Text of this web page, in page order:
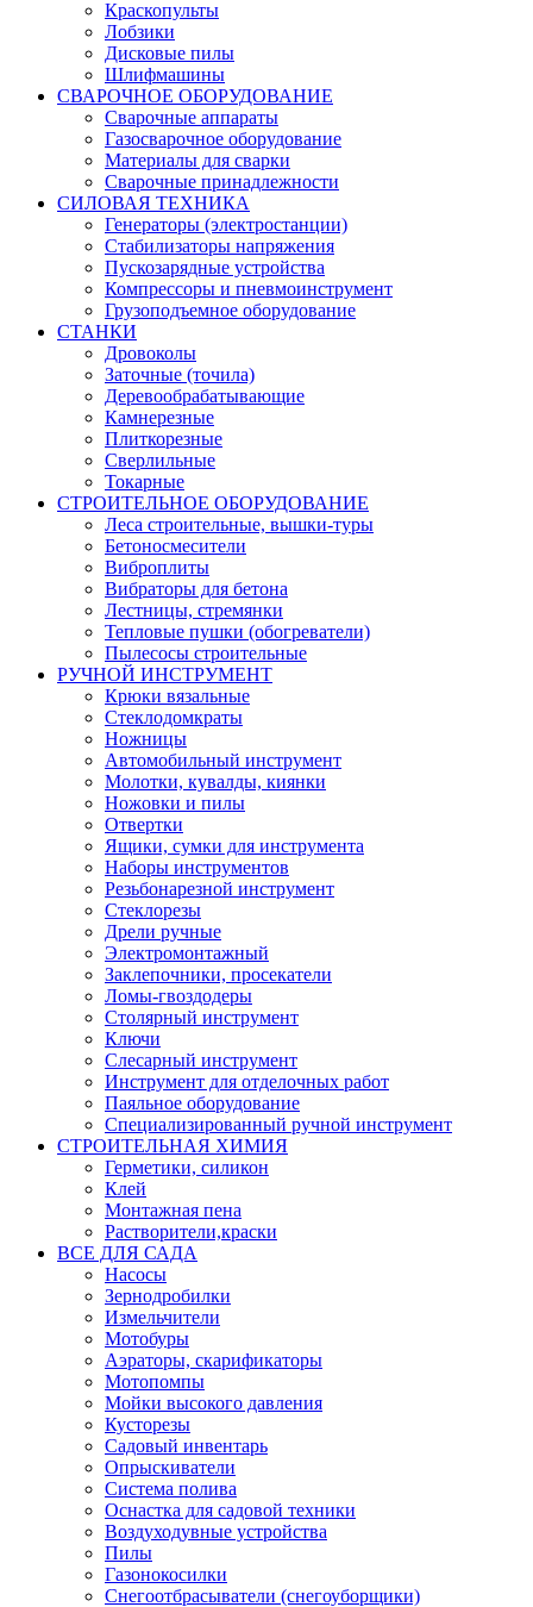
Краскопульты
Лобзики
Дисковые пилы
Шлифмашины
СВАРОЧНОЕ ОБОРУДОВАНИЕ
Сварочные аппараты
Газосварочное оборудование
Материалы для сварки
Сварочные принадлежности
СИЛОВАЯ ТЕХНИКА
Генераторы (электростанции)
Стабилизаторы напряжения
Пускозарядные устройства
Компрессоры и пневмоинструмент
Грузоподъемное оборудование
СТАНКИ
Дровоколы
Заточные (точила)
Деревообрабатывающие
Камнерезные
Плиткорезные
Сверлильные
Токарные
СТРОИТЕЛЬНОЕ ОБОРУДОВАНИЕ
Леса строительные, вышки-туры
Бетоносмесители
Виброплиты
Вибраторы для бетона
Лестницы, стремянки
Тепловые пушки (обогреватели)
Пылесосы строительные
РУЧНОЙ ИНСТРУМЕНТ
Крюки вязальные
Стеклодомкраты
Ножницы
Автомобильный инструмент
Молотки, кувалды, киянки
Ножовки и пилы
Отвертки
Ящики, сумки для инструмента
Наборы инструментов
Резьбонарезной инструмент
Стеклорезы
Дрели ручные
Электромонтажный
Заклепочники, просекатели
Ломы-гвоздодеры
Столярный инструмент
Ключи
Слесарный инструмент
Инструмент для отделочных работ
Паяльное оборудование
Специализированный ручной инструмент
СТРОИТЕЛЬНАЯ ХИМИЯ
Герметики, силикон
Клей
Монтажная пена
Растворители,краски
ВСЕ ДЛЯ САДА
Насосы
Зернодробилки
Измельчители
Мотобуры
Аэраторы, скарификаторы
Мотопомпы
Мойки высокого давления
Кусторезы
Садовый инвентарь
Опрыскиватели
Система полива
Оснастка для садовой техники
Воздуходувные устройства
Пилы
Газонокосилки
Снегоотбрасыватели (снегоуборщики)